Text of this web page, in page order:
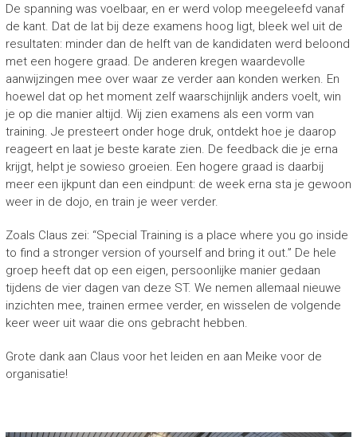
De spanning was voelbaar, en er werd volop meegeleefd vanaf
de kant. Dat de lat bij deze examens hoog ligt, bleek wel uit de
resultaten: minder dan de helft van de kandidaten werd beloond
met een hogere graad. De anderen kregen waardevolle
aanwijzingen mee over waar ze verder aan konden werken. En
hoewel dat op het moment zelf waarschijnlijk anders voelt, win
je op die manier altijd. Wij zien examens als een vorm van
training. Je presteert onder hoge druk, ontdekt hoe je daarop
reageert en laat je beste karate zien. De feedback die je erna
krijgt, helpt je sowieso groeien. Een hogere graad is daarbij
meer een ijkpunt dan een eindpunt: de week erna sta je gewoon
weer in de dojo, en train je weer verder.
Zoals Claus zei: “Special Training is a place where you go inside
to find a stronger version of yourself and bring it out.” De hele
groep heeft dat op een eigen, persoonlijke manier gedaan
tijdens de vier dagen van deze ST. We nemen allemaal nieuwe
inzichten mee, trainen ermee verder, en wisselen de volgende
keer weer uit waar die ons gebracht hebben.
Grote dank aan Claus voor het leiden en aan Meike voor de
organisatie!